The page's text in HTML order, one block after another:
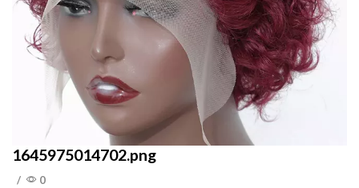
1645975014702.png
/ 0